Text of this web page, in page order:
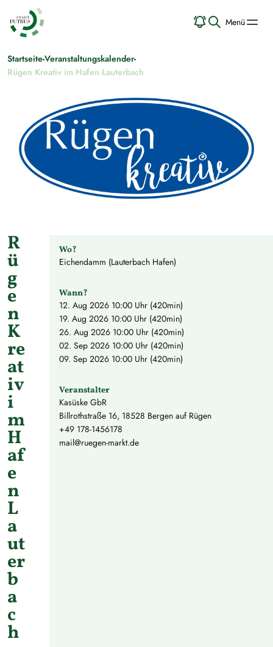
Menü
Startseite-Veranstaltungskalender-
Rügen Kreativ im Hafen Lauterbach
R
ü
g
e
n
K
re
at
iv
i
m
H
af
e
n
L
a
ut
er
b
a
c
h
Wo?
Eichendamm (Lauterbach Hafen)
Wann?
12. Aug 2026 10:00 Uhr (420min)
19. Aug 2026 10:00 Uhr (420min)
26. Aug 2026 10:00 Uhr (420min)
02. Sep 2026 10:00 Uhr (420min)
09. Sep 2026 10:00 Uhr (420min)
Veranstalter
Kasüske GbR
Billrothstraße 16, 18528 Bergen auf Rügen
+49 178-1456178
mail@ruegen-markt.de